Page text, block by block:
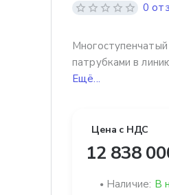
патрубками в
Ещё...
0
Цена с НДС
12 838
Наличие: В